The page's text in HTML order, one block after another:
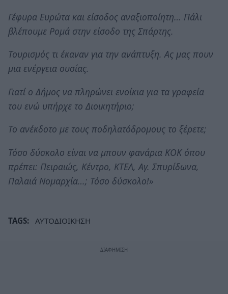
Γέφυρα Ευρώτα και είσοδος αναξιοποίητη… Πάλι
βλέπουμε Ρομά στην είσοδο της Σπάρτης.
Τουρισμός τι έκαναν για την ανάπτυξη. Ας μας πουν
μια ενέργεια ουσίας.
Γιατί ο Δήμος να πληρώνει ενοίκια για τα γραφεία
του ενώ υπήρχε το Διοικητήριο;
Το ανέκδοτο με τους ποδηλατόδρομους το ξέρετε;
Τόσο δύσκολο είναι να μπουν φανάρια ΚΟΚ όπου
πρέπει: Πειραιώς, Κέντρο, ΚΤΕΛ, Αγ. Σπυρίδωνα,
Παλαιά Νομαρχία…; Τόσο δύσκολο!»
TAGS: ΑΥΤΟΔΙΟΙΚΗΣΗ